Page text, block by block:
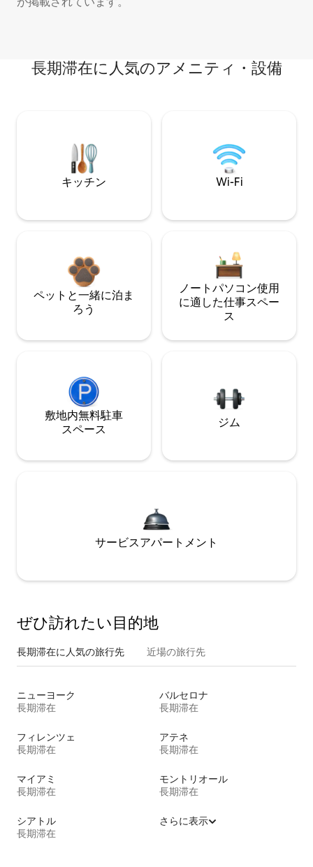
長期滞在に人気のアメニティ・設備
キッチン Wi-Fi
ペットと一緒に泊ま
ろう
ノートパソコン使用
に適した仕事スペー
ス
敷地内無料駐⁠車
ス⁠ペ⁠ー⁠ス
ジム
サービスアパートメント
ぜひ訪⁠れ⁠た⁠い目⁠的⁠地
長期滞在に人気の旅行先 近場の旅行先
ニューヨーク
長期滞在
バルセロナ
長期滞在
フィレンツェ
長期滞在
アテネ
長期滞在
マイアミ
長期滞在
モントリオール
長期滞在
シアトル
長期滞在
さらに表示